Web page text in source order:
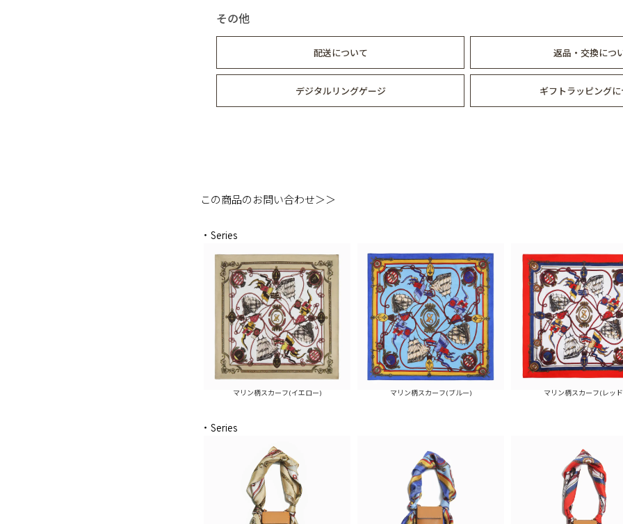
その他
配送について 返品・交換につ
デジタルリングゲージ ギフトラッピング
この商品のお問い合わせ＞＞
・Series
マリン柄スカーフ(イエロー) マリン柄スカーフ(ブルー) マリン柄スカーフ(レッ
・Series